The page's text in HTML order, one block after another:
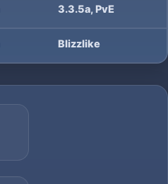
3.3.5a, PvE
Blizzlike